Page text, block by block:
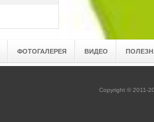
ФОТОГАЛЕРЕЯ ВИДЕО
Copyright © 2011-